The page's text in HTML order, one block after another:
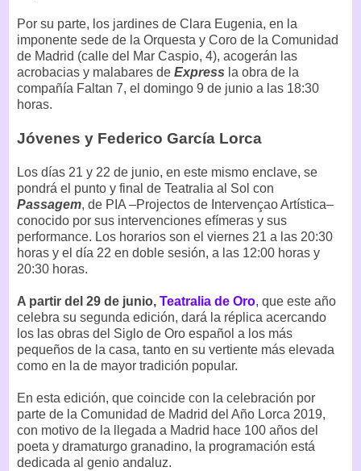
Por su parte, los jardines de Clara Eugenia, en la
imponente sede de la Orquesta y Coro de la Comunidad
de Madrid (calle del Mar Caspio, 4), acogerán las
acrobacias y malabares de Express la obra de la
compañía Faltan 7, el domingo 9 de junio a las 18:30
horas.
Jóvenes y Federico García Lorca
Los días 21 y 22 de junio, en este mismo enclave, se
pondrá el punto y final de Teatralia al Sol con
Passagem, de PIA –Projectos de Intervençao Artística–
conocido por sus intervenciones efímeras y sus
performance. Los horarios son el viernes 21 a las 20:30
horas y el día 22 en doble sesión, a las 12:00 horas y
20:30 horas.
A partir del 29 de junio, Teatralia de Oro, que este año
celebra su segunda edición, dará la réplica acercando
los las obras del Siglo de Oro español a los más
pequeños de la casa, tanto en su vertiente más elevada
como en la de mayor tradición popular.
En esta edición, que coincide con la celebración por
parte de la Comunidad de Madrid del Año Lorca 2019,
con motivo de la llegada a Madrid hace 100 años del
poeta y dramaturgo granadino, la programación está
dedicada al genio andaluz.